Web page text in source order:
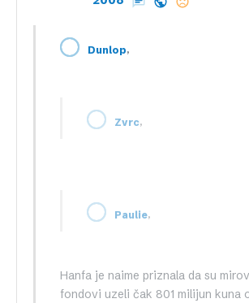
Dunlop,
Zvrc,
Paulie,
Hanfa je naime priznala da su
fondovi uzeli čak 801 milijun kuna